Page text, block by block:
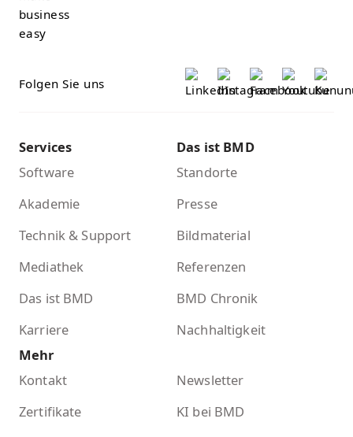
Folgen Sie uns
Services
Software
Akademie
Technik & Support
Mediathek
Das ist BMD
Karriere
Das ist BMD
Standorte
Presse
Bildmaterial
Referenzen
BMD Chronik
Nachhaltigkeit
Mehr
Kontakt
Newsletter
Zertifikate
KI bei BMD